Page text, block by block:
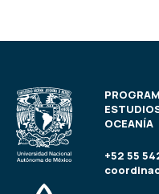
OCEANÍA
+52 55